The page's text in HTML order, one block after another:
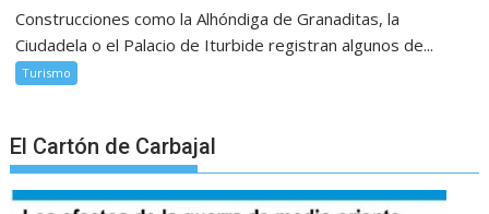
Construcciones como la Alhóndiga de Granaditas, la
Ciudadela o el Palacio de Iturbide registran algunos de...
Turismo
El Cartón de Carbajal